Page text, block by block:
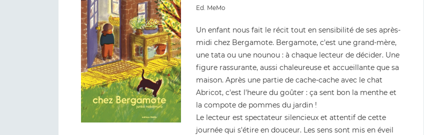
Ed. MeMo
Un enfant nous fait le récit tout en sensibilité de ses après-
midi chez Bergamote. Bergamote, c'est une grand-mère,
une tata ou une nounou : à chaque lecteur de décider. Une
figure rassurante, aussi chaleureuse et accueillante que sa
maison. Après une partie de cache-cache avec le chat
Abricot, c'est l'heure du goûter : ça sent bon la menthe et
la compote de pommes du jardin !
Le lecteur est spectateur silencieux et attentif de cette
journée qui s'étire en douceur. Les sens sont mis en éveil